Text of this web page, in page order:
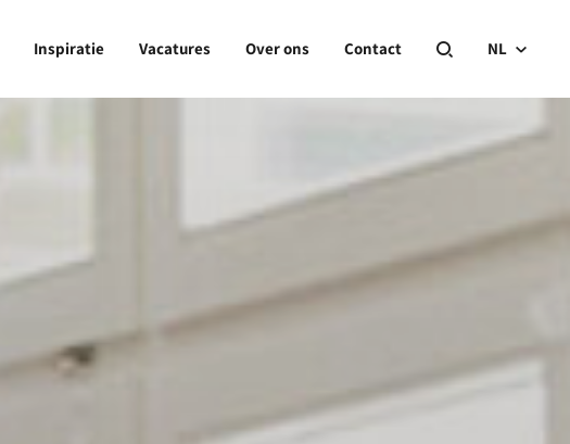
Inspiratie Vacatures Over ons Contact NL